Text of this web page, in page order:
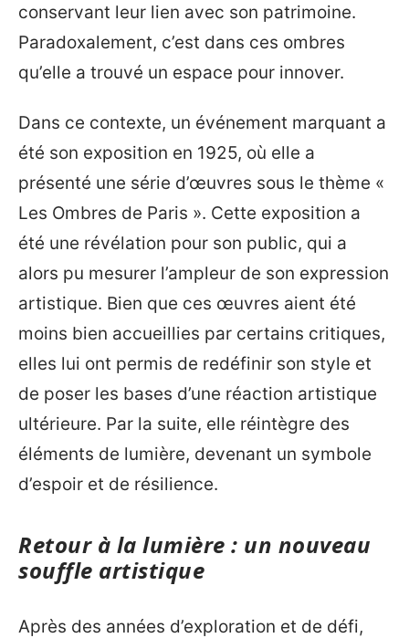
conservant leur lien avec son patrimoine.
Paradoxalement, c’est dans ces ombres
qu’elle a trouvé un espace pour innover.
Dans ce contexte, un événement marquant a
été son exposition en 1925, où elle a
présenté une série d’œuvres sous le thème «
Les Ombres de Paris ». Cette exposition a
été une révélation pour son public, qui a
alors pu mesurer l’ampleur de son expression
artistique. Bien que ces œuvres aient été
moins bien accueillies par certains critiques,
elles lui ont permis de redéfinir son style et
de poser les bases d’une réaction artistique
ultérieure. Par la suite, elle réintègre des
éléments de lumière, devenant un symbole
d’espoir et de résilience.
Retour à la lumière : un nouveau
souffle artistique
Après des années d’exploration et de défi,